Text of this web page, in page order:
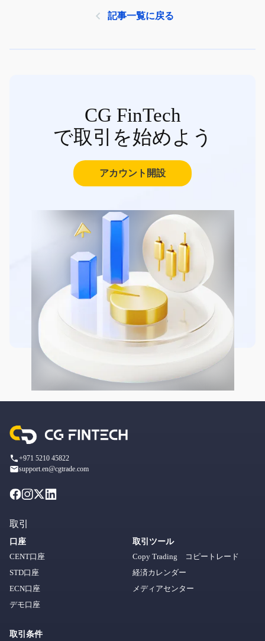
記事一覧に戻る
CG FinTech
で取引を始めよう
アカウント開設
+971 5210 45822
support.en@cgtrade.com
取引
口座
CENT口座
STD口座
ECN口座
デモ口座
取引条件
取引ツール
Copy Trading コピートレード
経済カレンダー
メディアセンター